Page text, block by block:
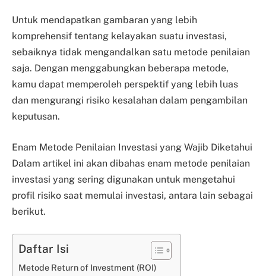
Untuk mendapatkan gambaran yang lebih
komprehensif tentang kelayakan suatu investasi,
sebaiknya tidak mengandalkan satu metode penilaian
saja. Dengan menggabungkan beberapa metode,
kamu dapat memperoleh perspektif yang lebih luas
dan mengurangi risiko kesalahan dalam pengambilan
keputusan.
Enam Metode Penilaian Investasi yang Wajib Diketahui
Dalam artikel ini akan dibahas enam metode penilaian
investasi yang sering digunakan untuk mengetahui
profil risiko saat memulai investasi, antara lain sebagai
berikut.
Daftar Isi
Metode Return of Investment (ROI)